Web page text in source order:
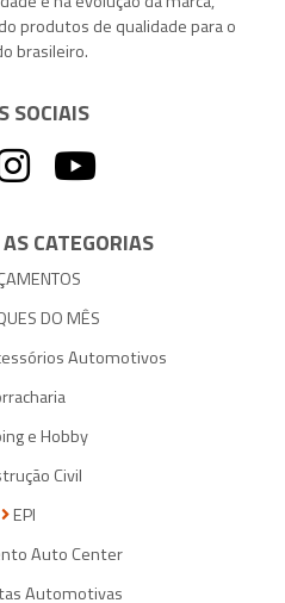
produtos de qualidade para o
brasileiro.
SOCIAIS
CATEGORIAS
DO MÊS
Automotivos
e Hobby
Civil
EPI
Auto Center
Automotivas